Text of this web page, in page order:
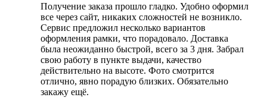
Получение заказа прошло гладко. Удобно оформил
все через сайт, никаких сложностей не возникло.
Сервис предложил несколько вариантов
оформления рамки, что порадовало. Доставка
была неожиданно быстрой, всего за 3 дня. Забрал
свою работу в пункте выдачи, качество
действительно на высоте. Фото смотрится
отлично, явно порадую близких. Обязательно
закажу ещё.